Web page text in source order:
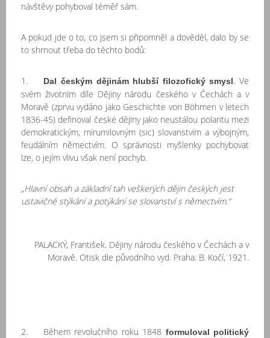
návštěvy pohyboval téměř sám.
A pokud jde o to, co jsem si připomněl a dověděl, dalo by se
to shrnout třeba do těchto bodů:
1. Dal českým dějinám hlubší filozofický smysl. Ve
svém životním díle Dějiny národu českého v Čechách a v
Moravě (zprvu vydáno jako Geschichte von Böhmen v letech
1836-45) definoval české dějiny jako neustálou polaritu mezi
demokratickým, mírumilovným (sic) slovanstvím a výbojným,
feudálním němectvím. O správnosti myšlenky pochybovat
lze, o jejím vlivu však není pochyb.
„Hlavní obsah a základní tah veškerých dějin českých jest
ustavičné stýkání a potýkání se slovanství s němectvím.“
PALACKÝ, František. Dějiny národu českého v Čechách a v
Moravě. Otisk dle původního vyd. Praha: B. Kočí, 1921.
2. Během revolučního roku 1848 formuloval politický